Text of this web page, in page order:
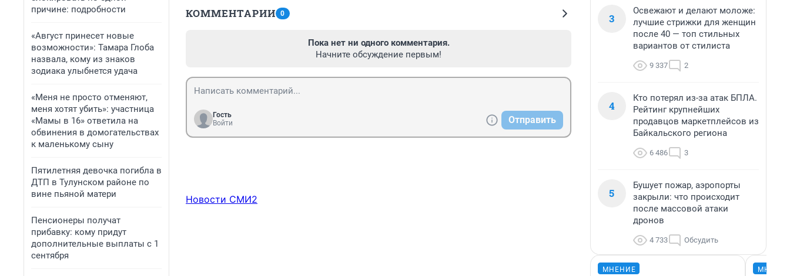
причине: подробности
«Август принесет новые
возможности»: Тамара Глоба
назвала, кому из знаков
зодиака улыбнется удача
«Меня не просто отменяют,
меня хотят убить»: участница
«Мамы в 16» ответила на
обвинения в домогательствах
к маленькому сыну
Пятилетняя девочка погибла в
ДТП в Тулунском районе по
вине пьяной матери
Пенсионеры получат
прибавку: кому придут
дополнительные выплаты с 1
сентября
КОММЕНТАРИИ 0
Пока нет ни одного комментария.
Начните обсуждение первым!
Гость
Войти
Отправить
Новости СМИ2
3
Освежают и делают моложе:
лучшие стрижки для женщин
после 40 — топ стильных
вариантов от стилиста
9 337 2
4
Кто потерял из-за атак БПЛА.
Рейтинг крупнейших
продавцов маркетплейсов из
Байкальского региона
6 486 3
5
Бушует пожар, аэропорты
закрыли: что происходит
после массовой атаки
дронов
4 733 Обсудить
МНЕНИЕ